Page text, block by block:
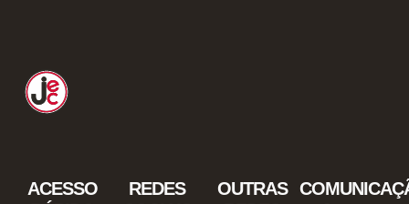
ACESSO
REDES
OUTRAS